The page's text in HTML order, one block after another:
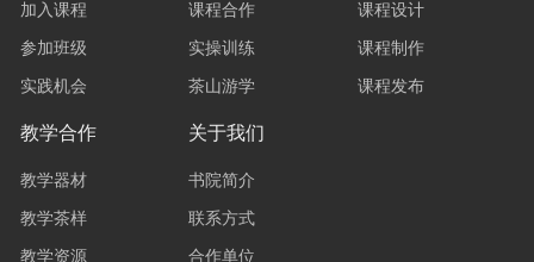
加入课程
参加班级
实践机会
课程合作
实操训练
茶山游学
课程设计
课程制作
课程发布
教学合作
教学器材
教学茶样
教学资源
关于我们
书院简介
联系方式
合作单位